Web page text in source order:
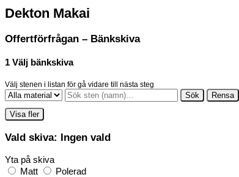
Dekton Makai
Offertförfrågan – Bänkskiva
1 Välj bänkskiva
Välj stenen i listan för gå vidare till nästa steg
Sök Rensa
Visa fler
Vald skiva: Ingen vald
Yta på skiva
Matt
Polerad